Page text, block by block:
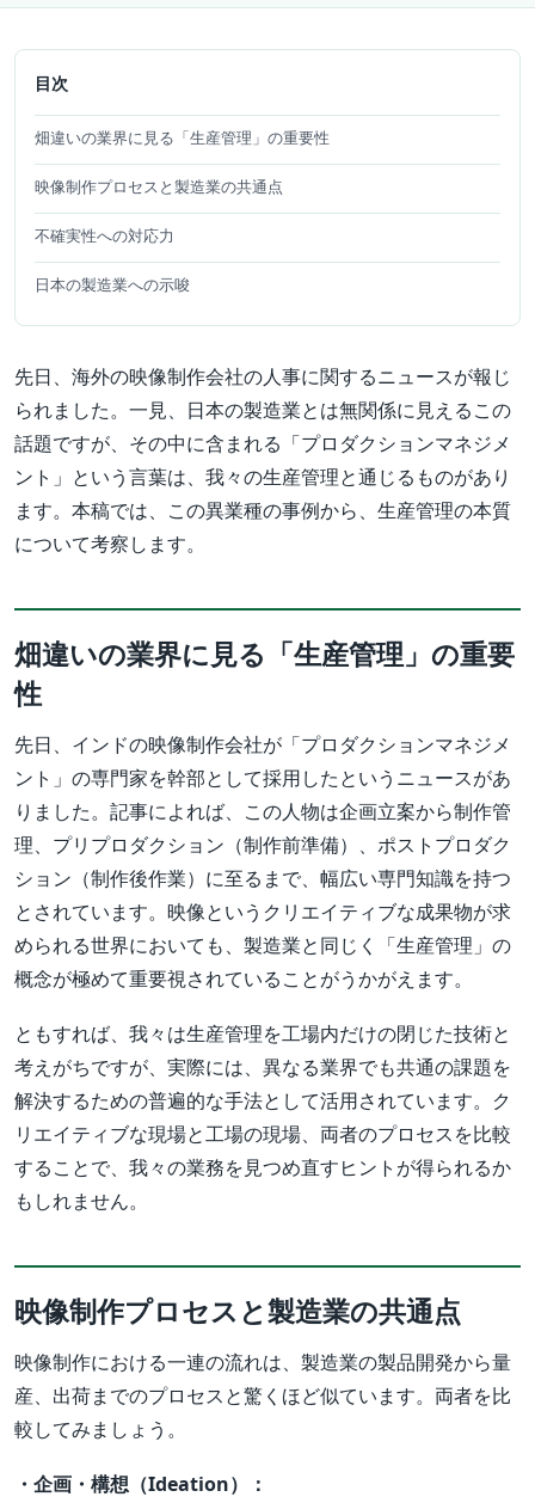
目次
畑違いの業界に見る「生産管理」の重要性
映像制作プロセスと製造業の共通点
不確実性への対応力
日本の製造業への示唆
先日、海外の映像制作会社の人事に関するニュースが報じ
られました。一見、日本の製造業とは無関係に見えるこの
話題ですが、その中に含まれる「プロダクションマネジメ
ント」という言葉は、我々の生産管理と通じるものがあり
ます。本稿では、この異業種の事例から、生産管理の本質
について考察します。
畑違いの業界に見る「生産管理」の重要
性
先日、インドの映像制作会社が「プロダクションマネジメ
ント」の専門家を幹部として採用したというニュースがあ
りました。記事によれば、この人物は企画立案から制作管
理、プリプロダクション（制作前準備）、ポストプロダク
ション（制作後作業）に至るまで、幅広い専門知識を持つ
とされています。映像というクリエイティブな成果物が求
められる世界においても、製造業と同じく「生産管理」の
概念が極めて重要視されていることがうかがえます。
ともすれば、我々は生産管理を工場内だけの閉じた技術と
考えがちですが、実際には、異なる業界でも共通の課題を
解決するための普遍的な手法として活用されています。ク
リエイティブな現場と工場の現場、両者のプロセスを比較
することで、我々の業務を見つめ直すヒントが得られるか
もしれません。
映像制作プロセスと製造業の共通点
映像制作における一連の流れは、製造業の製品開発から量
産、出荷までのプロセスと驚くほど似ています。両者を比
較してみましょう。
・企画・構想（Ideation）：